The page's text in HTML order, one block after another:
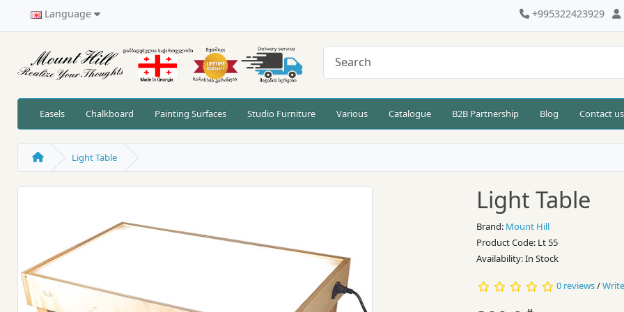
Language +995322423929
Easels Chalkboard Painting Surfaces Studio Furniture Various Catalogue B2B Partnership Blog Contact us
Light Table
Light Table
Brand: Mount Hill
Product Code: Lt 55
Availability: In Stock
0 reviews/